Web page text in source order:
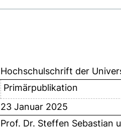
Hochschulschrift der
Primärpublikation
23 Januar 2025
Prof. Dr. Steffen Sebastian